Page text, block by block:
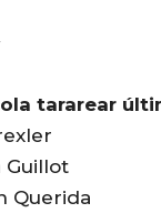
tararear
Guillot
Querida